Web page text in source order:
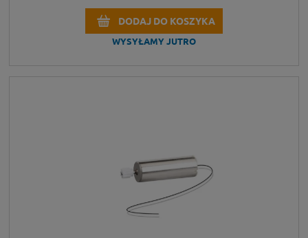
DODAJ DO KOSZYKA
WYSYŁAMY JUTRO